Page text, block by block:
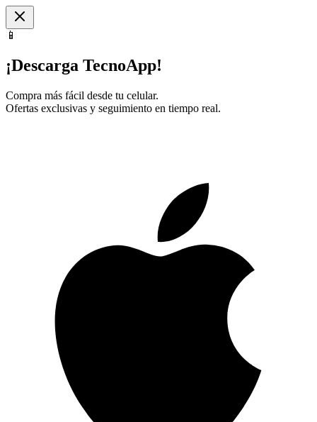
📱
¡Descarga TecnoApp!
Compra más fácil desde tu celular.
Ofertas exclusivas y seguimiento en tiempo real.